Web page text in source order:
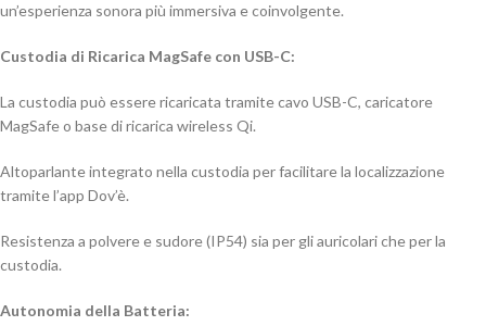
un’esperienza sonora più immersiva e coinvolgente.
Custodia di Ricarica MagSafe con USB-C:
La custodia può essere ricaricata tramite cavo USB-C, caricatore
MagSafe o base di ricarica wireless Qi.
Altoparlante integrato nella custodia per facilitare la localizzazione
tramite l’app Dov’è.
Resistenza a polvere e sudore (IP54) sia per gli auricolari che per la
custodia.
Autonomia della Batteria: